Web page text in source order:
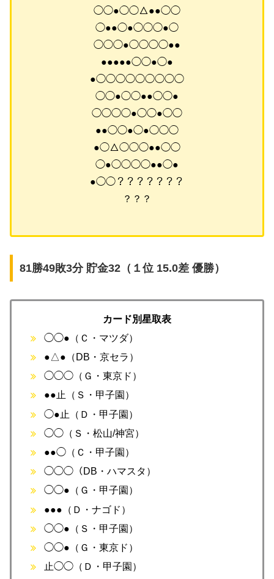
◯◯●◯◯△●●◯◯
◯●●◯●◯◯◯●◯
◯◯◯●◯◯◯◯●●
●●●●●◯◯●◯●
●◯◯◯◯◯◯◯◯◯
◯◯●◯◯●●◯◯●
◯◯◯◯●◯◯●◯◯
●●◯◯●◯●◯◯◯
●◯△◯◯◯●●◯◯
◯●◯◯◯◯●●◯●
●◯◯？？？？？？？
？？？
81勝49敗3分 貯金32（１位 15.0差 優勝）
カード別星取表
◯◯●（Ｃ・マツダ）
●△●（DB・京セラ）
◯◯◯（Ｇ・東京ド）
●●止（Ｓ・甲子園）
◯●止（Ｄ・甲子園）
◯◯（Ｓ・松山/神宮）
●●◯（Ｃ・甲子園）
◯◯◯（DB・ハマスタ）
◯◯●（Ｇ・甲子園）
●●●（Ｄ・ナゴド）
◯◯●（Ｓ・甲子園）
◯◯●（Ｇ・東京ド）
止◯◯（Ｄ・甲子園）